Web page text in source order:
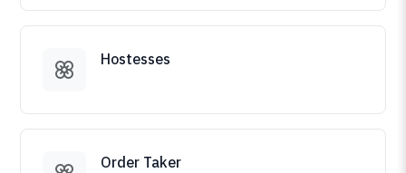
Hostesses
Order Taker